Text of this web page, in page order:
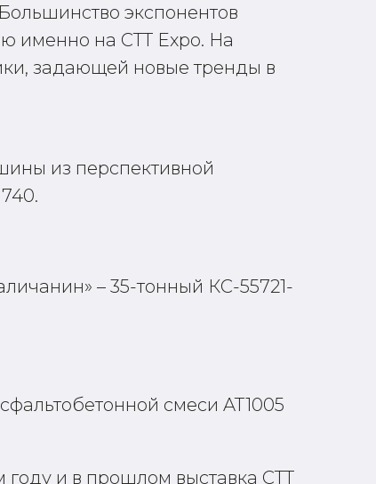
экспонентов
именно на CTT Expo. На
задающей новые тренды в
из перспективной
– 35-тонный КС-55721-
смеси AT1005
году и в прошлом выставка CTT